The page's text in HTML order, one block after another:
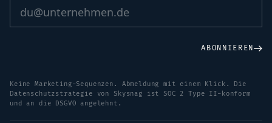
ABONNIEREN
Keine Marketing-Sequenzen. Abmeldung mit einem Klick. Die
Datenschutzstrategie von Skysnag ist SOC 2 Type II-konform
und an die DSGVO angelehnt.